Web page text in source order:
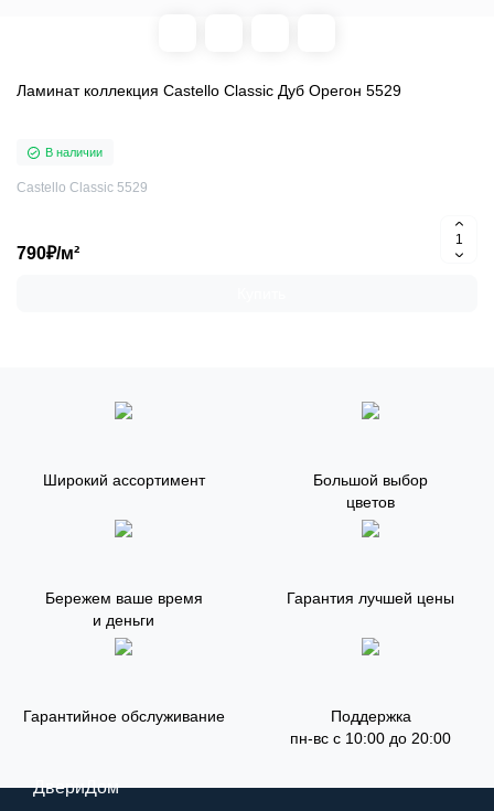
Ламинат коллекция Castello Classic Дуб Орегон 5529
В наличии
Castello Classic 5529
790₽/м²
Широкий ассортимент
Большой выбор
цветов
Бережем ваше время
и деньги
Гарантия лучшей цены
Гарантийное обслуживание
Поддержка
пн-вс с 10:00 до 20:00
ДвериДом